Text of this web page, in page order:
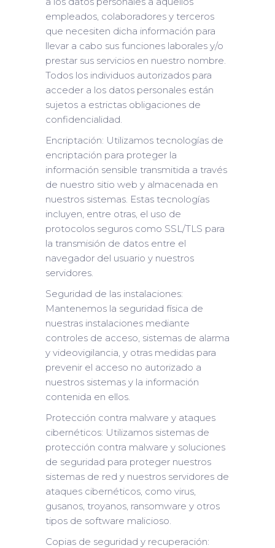
empleados, colaboradores y terceros
que necesiten dicha información para
llevar a cabo sus funciones laborales y/o
prestar sus servicios en nuestro nombre.
Todos los individuos autorizados para
acceder a los datos personales están
sujetos a estrictas obligaciones de
confidencialidad.
Encriptación: Utilizamos tecnologías de
encriptación para proteger la
información sensible transmitida a través
de nuestro sitio web y almacenada en
nuestros sistemas. Estas tecnologías
incluyen, entre otras, el uso de
protocolos seguros como SSL/TLS para
la transmisión de datos entre el
navegador del usuario y nuestros
servidores.
Seguridad de las instalaciones:
Mantenemos la seguridad física de
nuestras instalaciones mediante
controles de acceso, sistemas de alarma
y videovigilancia, y otras medidas para
prevenir el acceso no autorizado a
nuestros sistemas y la información
contenida en ellos.
Protección contra malware y ataques
cibernéticos: Utilizamos sistemas de
protección contra malware y soluciones
de seguridad para proteger nuestros
sistemas de red y nuestros servidores de
ataques cibernéticos, como virus,
gusanos, troyanos, ransomware y otros
tipos de software malicioso.
Copias de seguridad y recuperación: